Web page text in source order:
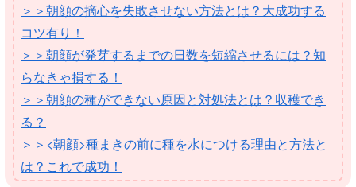
＞＞朝顔の摘心を失敗させない方法とは？大成功する
コツ有り！
＞＞朝顔が発芽するまでの日数を短縮させるには？知
らなきゃ損する！
＞＞朝顔の種ができない原因と対処法とは？収穫でき
る？
＞＞<朝顔>種まきの前に種を水につける理由と方法と
は？これで成功！